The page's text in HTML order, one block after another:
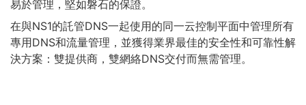
易於管理， 堅如磐石的保證。
在與NS1的託管DNS一起使用的同一云控制平面中管理所有
專用DNS和流量管理，並獲得業界最佳的安全性和可靠性解
決方案：雙提供商，雙網絡DNS交付而無需管理。